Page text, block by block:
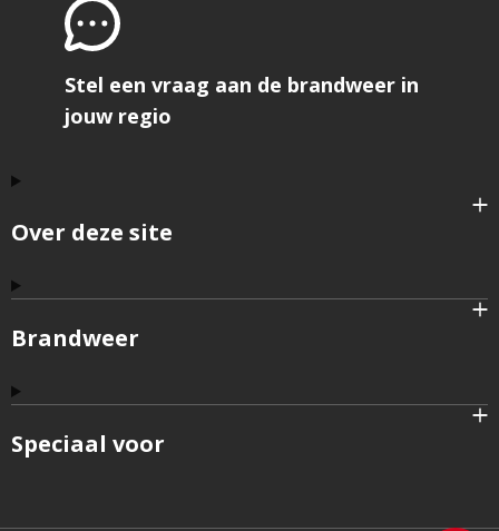
Over deze site
Brandweer
Speciaal voor
Stel een vraag aan de brandweer in
jouw regio